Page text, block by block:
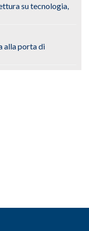
su tecnologia,
alla porta di